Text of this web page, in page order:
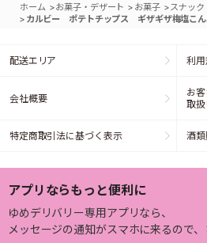
ホーム >お菓子・デザート > お菓子 > スナック
> カルビー ポテトチップス ギザギザ梅塩こ
配送エリア 利
会社概要
お
取扱
特定商取引法に基づく表示 酒
アプリならもっと便利に
ゆめデリバリー専用アプリなら、
メッセージの通知がスマホに来るので、